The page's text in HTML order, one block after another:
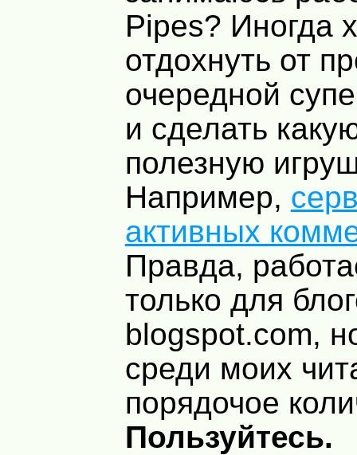
Pipes? Иногда
отдохнуть от
очередной
и сделать
полезную
Например,
активных
Правда,
только для
blogspot.com,
среди моих
порядочое
Пользуйтесь.